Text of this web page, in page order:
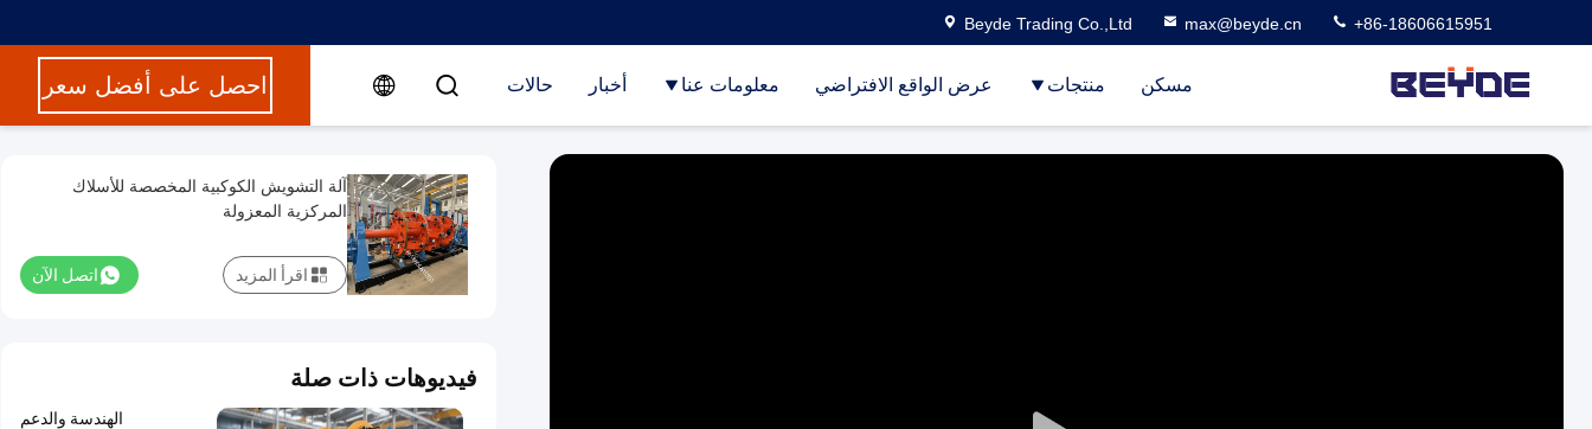
Beyde Trading Co.,Ltd max@beyde.cn +86-18606615951
مسكن منتجات عرض الواقع الافتراضي معلومات عنا أخبار حالات احصل على أفضل سعر
آلة التشويش الكوكبية المخصصة للأسلاك
المركزية المعزولة
اتصل الآن اقرأ المزيد
فيديوهات ذات صلة
الهندسة والدعم